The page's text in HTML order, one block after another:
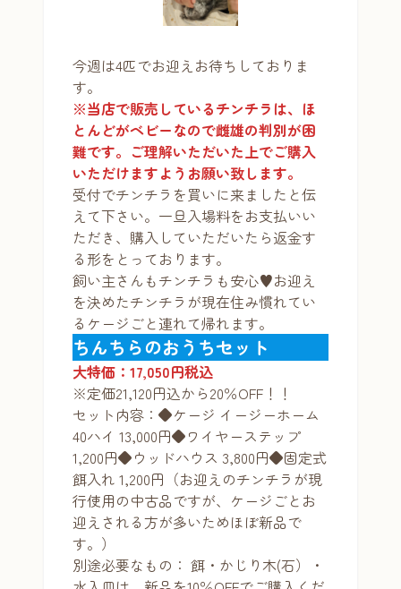
今週は4匹でお迎えお待ちしておりま
す。
※当店で販売しているチンチラは、ほ
とんどがベビーなので雌雄の判別が困
難です。ご理解いただいた上でご購入
いただけますようお願い致します。
受付でチンチラを買いに来ましたと伝
えて下さい。一旦入場料をお支払いい
ただき、購入していただいたら返金す
る形をとっております。
飼い主さんもチンチラも安心♥お迎え
を決めたチンチラが現在住み慣れてい
るケージごと連れて帰れます。
ちんちらのおうちセット
大特価：17,050円税込
※定価21,120円込から20％OFF！！
セット内容：◆ケージ イージーホーム
40ハイ 13,000円◆ワイヤーステップ
1,200円◆ウッドハウス 3,800円◆固定式
餌入れ 1,200円（お迎えのチンチラが現
行使用の中古品ですが、ケージごとお
迎えされる方が多いためほぼ新品で
す。）
別途必要なもの： 餌・かじり木(石）・